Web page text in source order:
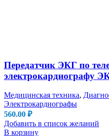
Передатчик ЭКГ по
электрокардиографу
Медицинская техника,
Электрокардиографы
560.00 ₽
Добавить в список желаний
В корзину